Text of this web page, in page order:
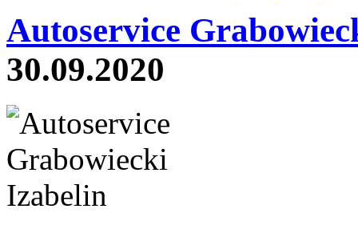
Autoservice
30.09.2020